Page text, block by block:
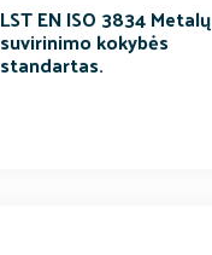
LST EN ISO 3834 Metalų
suvirinimo kokybės
standartas.